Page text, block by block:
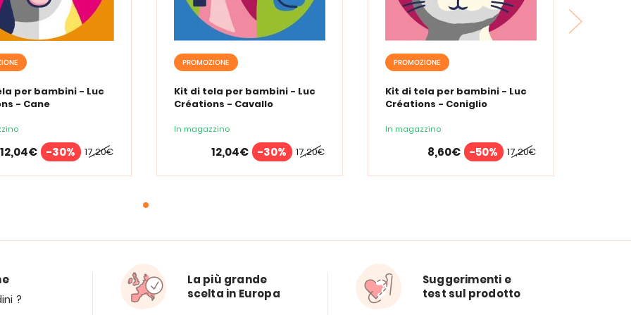
per bambini - Luc
- Cane
17,20€
12,04€ -30%
PROMOZIONE
Kit di tela per bambini - Luc
Créations - Cavallo
In magazzino
17,20€
12,04€ -30%
PROMOZIONE
Kit di tela per bambini - Luc
Créations - Coniglio
In magazzino
17,20€
8,60€ -50%
?
La più grande
scelta in Europa
Suggerimenti e
test sul prodotto